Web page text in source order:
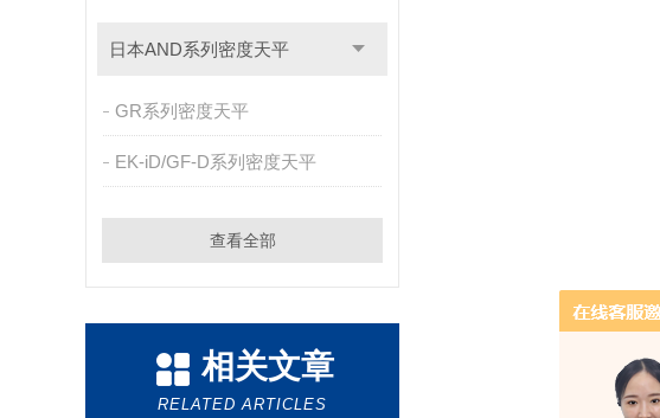
日本AND系列密度天平
GR系列密度天平
EK-iD/GF-D系列密度天平
查看全部
相关文章
RELATED ARTICLES